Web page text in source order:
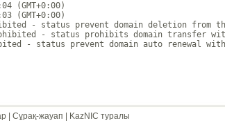
(GMT+0:00)
(GMT+0:00)
- status prevent domain deletion from the
- status prohibits domain transfer
- status prevent domain auto renewal
Сұрақ-жауап KazNIC туралы